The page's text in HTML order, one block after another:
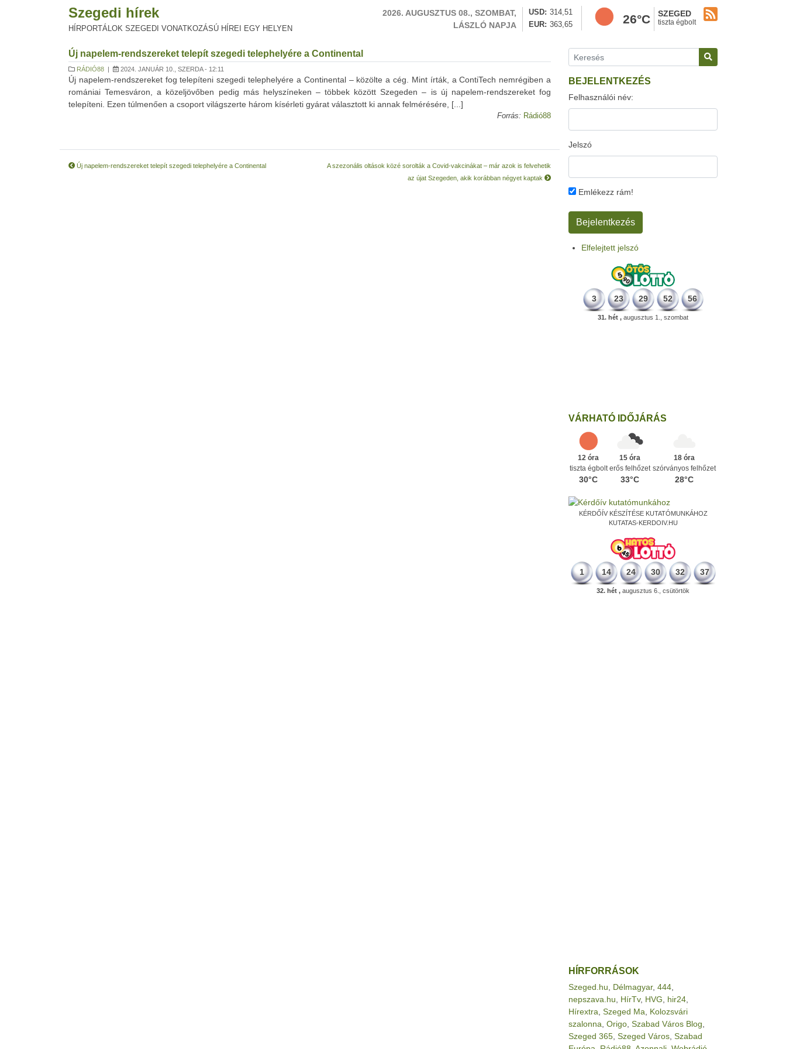
Szegedi hírek
HÍRPORTÁLOK SZEGEDI VONATKOZÁSÚ HÍREI EGY HELYEN
2026. AUGUSZTUS 08., SZOMBAT,
LÁSZLÓ NAPJA
USD
314,51
EUR
363,65 26°C SZEGED
tiszta égbolt
Új napelem-rendszereket telepít szegedi telephelyére a Continental
RÁDIÓ88 | 2024. JANUÁR 10., SZERDA - 12:11
Új napelem-rendszereket fog telepíteni szegedi telephelyére a Continental – közölte a cég. Mint írták, a ContiTech nemrégiben a
romániai Temesváron, a közeljövőben pedig más helyszíneken – többek között Szegeden – is új napelem-rendszereket fog
telepíteni. Ezen túlmenően a csoport világszerte három kísérleti gyárat választott ki annak felmérésére, [...]
Forrás: Rádió88
Új napelem-rendszereket telepít szegedi telephelyére a Continental
A szezonális oltások közé sorolták a Covid-vakcinákat – már azok is felvehetik
az újat Szegeden, akik korábban négyet kaptak
BEJELENTKEZÉS
Felhasználói név:
Jelszó
Emlékezz rám!
Elfelejtett jelszó
3 23 29 52 56
31. hét , augusztus 1., szombat
VÁRHATÓ IDŐJÁRÁS
12 óra
tiszta égbolt
30°C
15 óra
erős felhőzet
33°C
18 óra
szórványos felhőzet
28°C
KÉRDŐÍV KÉSZÍTÉSE KUTATÓMUNKÁHOZ
KUTATAS-KERDOIV.HU
1 14 24 30 32 37
32. hét , augusztus 6., csütörtök
HÍRFORRÁSOK
Szeged.hu Délmagyar, 444
nepszava.hu
HírTv, HVG hir24
Hírextra Szeged Ma
Kolozsvári
szalonna Origo Szabad Város Blog
Szeged 365 Szeged Város Szabad